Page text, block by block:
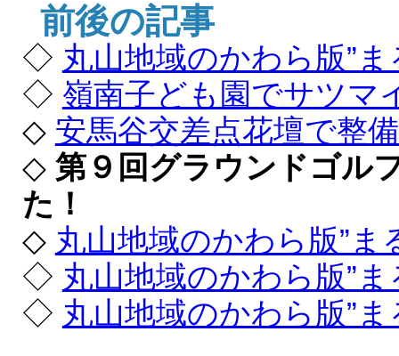
前後の記事
◇ 丸山地域のかわら版”
◇ 嶺南子ども園でサツマ
◇ 安馬谷交差点花壇で整
◇ 第９回グラウンドゴル
た！
◇ 丸山地域のかわら版”ま
◇ 丸山地域のかわら版”
◇ 丸山地域のかわら版”